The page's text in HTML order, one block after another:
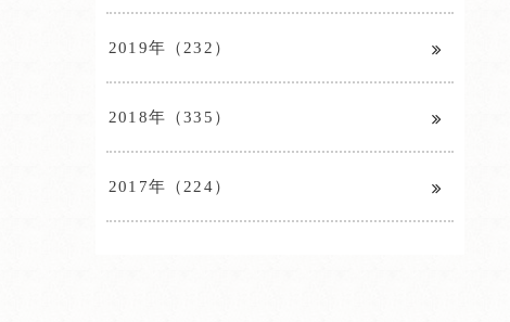
2019年（232）
2018年（335）
2017年（224）